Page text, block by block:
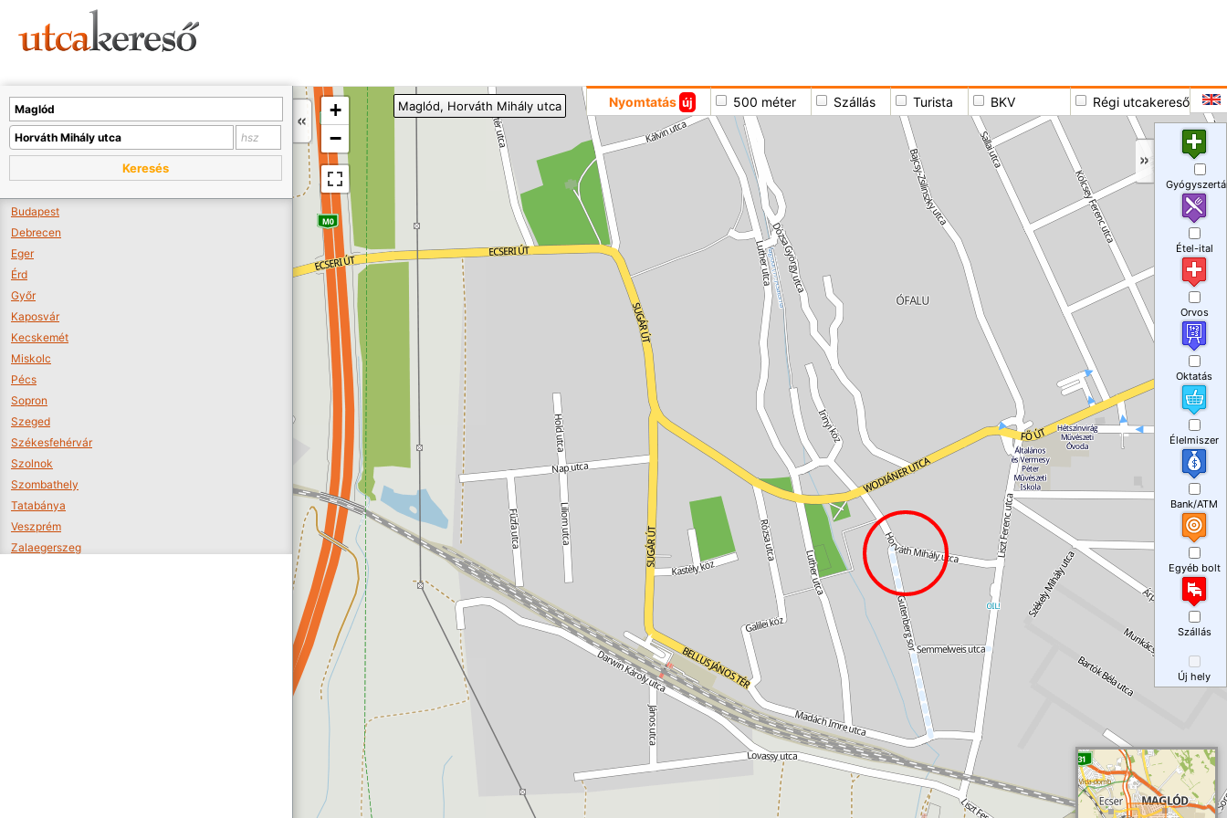
+
−
Nyomtatás új 500 méter Szállás Turista BKV Régi utcakereső
Maglód, Horváth Mihály utca
Keresés
Budapest
Debrecen
Eger
Érd
Győr
Kaposvár
Kecskemét
Miskolc
Pécs
Sopron
Szeged
Székesfehérvár
Szolnok
Szombathely
Tatabánya
Veszprém
Zalaegerszeg
Étel-ital
Orvos
Oktatás
Élelmiszer
Bank/ATM
Egyéb bolt
Szállás
Új hely
A térképet kicsinyíteni kell, hogy látszódjanak a boltok.
Boltok látszódjanak >>